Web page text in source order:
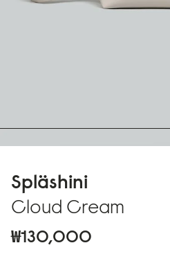
Spläshini
Cloud Cream
₩130,000